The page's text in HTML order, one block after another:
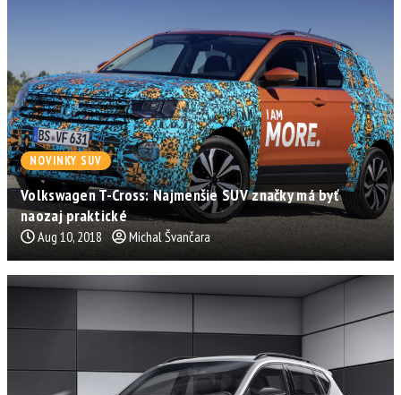
NOVINKY SUV
Volkswagen T-Cross: Najmenšie SUV značky má byť
naozaj praktické
Aug 10, 2018 Michal Švančara